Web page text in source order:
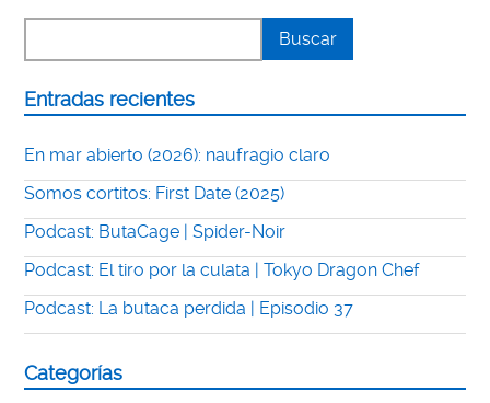
Entradas recientes
En mar abierto (2026): naufragio claro
Somos cortitos: First Date (2025)
Podcast: ButaCage | Spider-Noir
Podcast: El tiro por la culata | Tokyo Dragon Chef
Podcast: La butaca perdida | Episodio 37
Categorías